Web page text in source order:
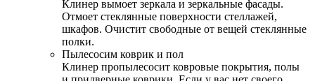
Клинер вымоет зеркала и зеркальные фасады.
Отмоет стеклянные поверхности стеллажей,
шкафов. Очистит свободные от вещей стеклянные
полки.
Пылесосим коврик и пол
Клинер пропылесосит ковровые покрытия, полы